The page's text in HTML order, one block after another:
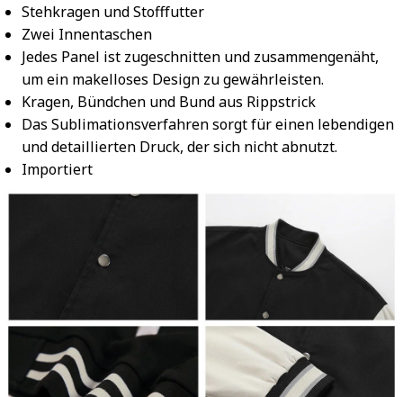
Stehkragen und Stofffutter
Zwei Innentaschen
Jedes Panel ist zugeschnitten und zusammengenäht,
um ein makelloses Design zu gewährleisten.
Kragen, Bündchen und Bund aus Rippstrick
Das Sublimationsverfahren sorgt für einen lebendigen
und detaillierten Druck, der sich nicht abnutzt.
Importiert